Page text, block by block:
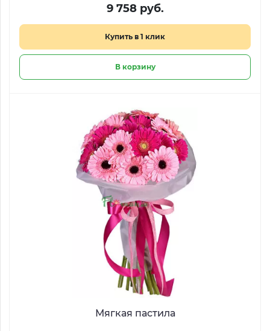
9 758 руб.
Купить в 1 клик
В корзину
Мягкая пастила